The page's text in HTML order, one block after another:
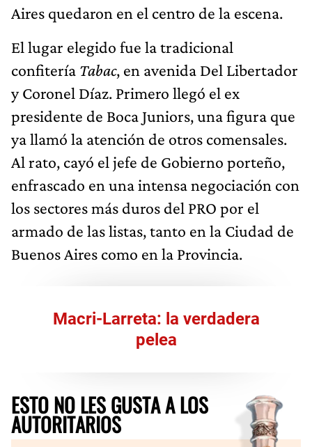
Aires quedaron en el centro de la escena.
El lugar elegido fue la tradicional
confitería Tabac, en avenida Del Libertador
y Coronel Díaz. Primero llegó el ex
presidente de Boca Juniors, una figura que
ya llamó la atención de otros comensales.
Al rato, cayó el jefe de Gobierno porteño,
enfrascado en una intensa negociación con
los sectores más duros del PRO por el
armado de las listas, tanto en la Ciudad de
Buenos Aires como en la Provincia.
Macri-Larreta: la verdadera
pelea
ESTO NO LES GUSTA A LOS
AUTORITARIOS